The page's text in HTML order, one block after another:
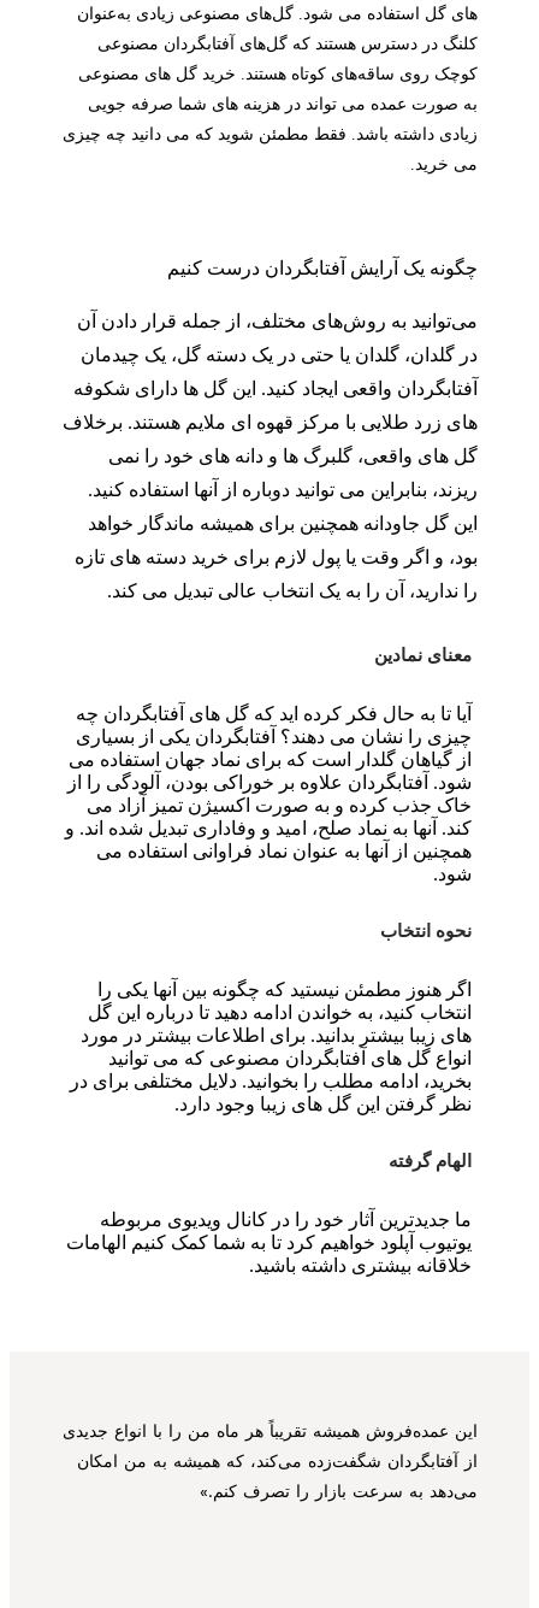
های گل استفاده می شود. گل‌های مصنوعی زیادی به‌عنوان
کلنگ در دسترس هستند که گل‌های آفتابگردان مصنوعی
کوچک روی ساقه‌های کوتاه هستند. خرید گل های مصنوعی
به صورت عمده می تواند در هزینه های شما صرفه جویی
زیادی داشته باشد. فقط مطمئن شوید که می دانید چه چیزی
می خرید.
چگونه یک آرایش آفتابگردان درست کنیم
می‌توانید به روش‌های مختلف، از جمله قرار دادن آن
در گلدان، گلدان یا حتی در یک دسته گل، یک چیدمان
آفتابگردان واقعی ایجاد کنید. این گل ها دارای شکوفه
های زرد طلایی با مرکز قهوه ای ملایم هستند. برخلاف
گل های واقعی، گلبرگ ها و دانه های خود را نمی
ریزند، بنابراین می توانید دوباره از آنها استفاده کنید.
این گل جاودانه همچنین برای همیشه ماندگار خواهد
بود، و اگر وقت یا پول لازم برای خرید دسته های تازه
را ندارید، آن را به یک انتخاب عالی تبدیل می کند.
معنای نمادین
آیا تا به حال فکر کرده اید که گل های آفتابگردان چه
چیزی را نشان می دهند؟ آفتابگردان یکی از بسیاری
از گیاهان گلدار است که برای نماد جهان استفاده می
شود. آفتابگردان علاوه بر خوراکی بودن، آلودگی را از
خاک جذب کرده و به صورت اکسیژن تمیز آزاد می
کند. آنها به نماد صلح، امید و وفاداری تبدیل شده اند. و
همچنین از آنها به عنوان نماد فراوانی استفاده می
شود.
نحوه انتخاب
اگر هنوز مطمئن نیستید که چگونه بین آنها یکی را
انتخاب کنید، به خواندن ادامه دهید تا درباره این گل
های زیبا بیشتر بدانید. برای اطلاعات بیشتر در مورد
انواع گل های آفتابگردان مصنوعی که می توانید
بخرید، ادامه مطلب را بخوانید. دلایل مختلفی برای در
نظر گرفتن این گل های زیبا وجود دارد.
الهام گرفته
ما جدیدترین آثار خود را در کانال ویدیوی مربوطه
یوتیوب آپلود خواهیم کرد تا به شما کمک کنیم الهامات
خلاقانه بیشتری داشته باشید.
این عمده‌فروش همیشه تقریباً هر ماه من را با انواع جدیدی
از آفتابگردان شگفت‌زده می‌کند، که همیشه به من امکان
می‌دهد به سرعت بازار را تصرف کنم.»